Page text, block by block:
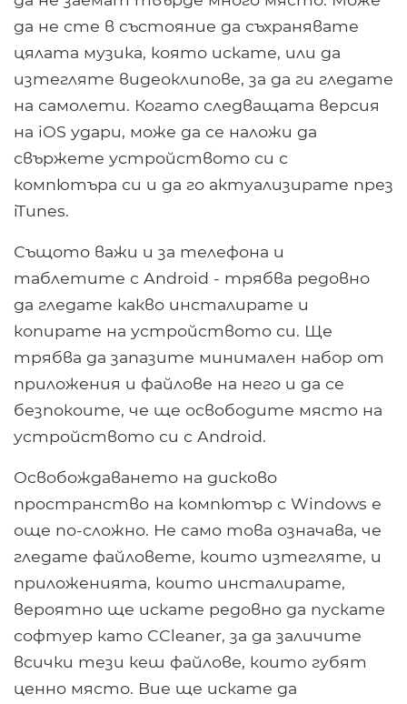
да не сте в състояние да съхранявате
цялата музика, която искате, или да
изтегляте видеоклипове, за да ги гледате
на самолети. Когато следващата версия
на iOS удари, може да се наложи да
свържете устройството си с
компютъра си и да го актуализирате през
iTunes.
Същото важи и за телефона и
таблетите с Android - трябва редовно
да гледате какво инсталирате и
копирате на устройството си. Ще
трябва да запазите минимален набор от
приложения и файлове на него и да се
безпокоите, че ще освободите място на
устройството си с Android.
Освобождаването на дисково
пространство на компютър с Windows е
още по-сложно. Не само това означава, че
гледате файловете, които изтегляте, и
приложенията, които инсталирате,
вероятно ще искате редовно да пускате
софтуер като CCleaner, за да заличите
всички тези кеш файлове, които губят
ценно място. Вие ще искате да